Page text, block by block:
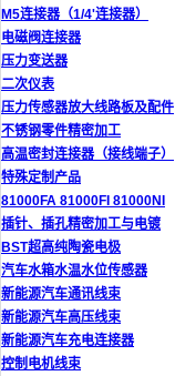
M5连接器（1/4'连接器）
电磁阀连接器
压力变送器
二次仪表
压力传感器放大线路板及配件
不锈钢零件精密加工
高温密封连接器（接线端子）
特殊定制产品
81000FA 81000FI 81000NI
插针、插孔精密加工与电镀
BST超高纯陶瓷电极
汽车水箱水温水位传感器
新能源汽车通讯线束
新能源汽车高压线束
新能源汽车充电连接器
控制电机线束